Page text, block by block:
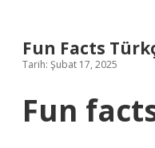
Fun Facts
Tarih: Şubat 17, 2025
Fun